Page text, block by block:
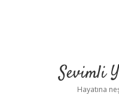
Sevimli
Hayatına